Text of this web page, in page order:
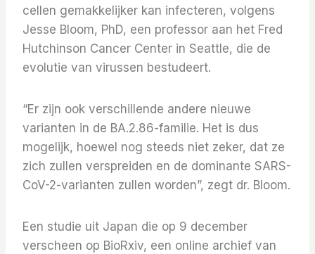
cellen gemakkelijker kan infecteren, volgens
Jesse Bloom, PhD, een professor aan het Fred
Hutchinson Cancer Center in Seattle, die de
evolutie van virussen bestudeert.
“Er zijn ook verschillende andere nieuwe
varianten in de BA.2.86-familie. Het is dus
mogelijk, hoewel nog steeds niet zeker, dat ze
zich zullen verspreiden en de dominante SARS-
CoV-2-varianten zullen worden”, zegt dr. Bloom.
Een studie uit Japan die op 9 december
verscheen op BioRxiv, een online archief van